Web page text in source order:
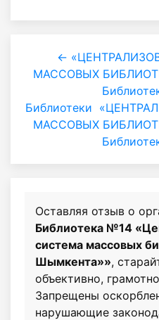
←
МАССОВЫХ
Библиотеки
МАССОВЫХ
Оставляя отзыв о
Библиотека №14
система массовых
Шымкента»»,
объективно,
Запрещены
нарушающие